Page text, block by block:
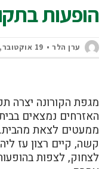
הופעות
ערן הלר 19 אוקטובר, 2020
מגפת הקורונה יצרה
האזרחים נמצאים
ממעטים לצאת מהבית.
קשה, קיים רצון עז
לצחוק, לצפות